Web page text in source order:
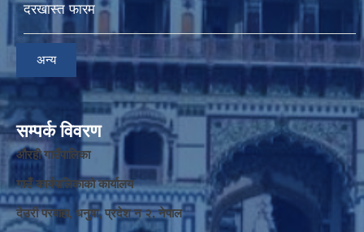
दरखास्त फारम
अन्य
सम्पर्क विवरण
औरही गाउँपालिका
गाउँ कार्यपालिकाको कार्यालय
देउरी परवाहा, धनुषा, प्रदेश न‌‍ २, नेपाल